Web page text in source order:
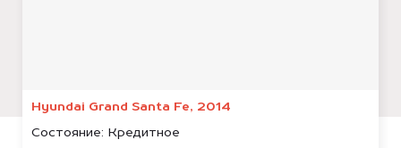
Hyundai Grand Santa Fe, 2014
Состояние: Кредитное